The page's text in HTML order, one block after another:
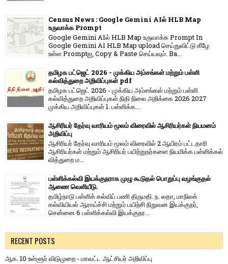
Census News : Google Gemini AIல் HLB Map
உருவாக்க Prompt
Google Gemini AIல் HLB Map உருவாக்க Prompt In
Google Gemini AI HLB Map upload செய்துவிட்டு கீழே
உள்ள Promptஐ, Copy & Paste செய்யவும். Ba...
தமிழக பட்ஜெட் 2026 - முக்கிய அம்சங்கள் மற்றும் பள்ளி
கல்வித்துறை அறிவிப்புகள் pdf
தமிழக பட்ஜெட் 2026 - முக்கிய அம்சங்கள் மற்றும் பள்ளி
கல்வித்துறை அறிவிப்புகள் நிதி நிலை அறிக்கை 2026 2027
முக்கிய அறிவிப்புகள் 1. பள்ளிக்க...
ஆசிரியர் தேர்வு வாரியம் மூலம் விரைவில் ஆசிரியர்கள் நியமனம்
அறிவிப்பு
ஆசிரியர் தேர்வு வாரி​யம் மூலம் விரை​வில் 2 ஆயிரம் பட்​ட​தாரி
ஆசிரியர்​கள் மற்​றும் ஆசிரியர் பயிற்றுநர்​களை நியமிக்க பள்​ளிக்​கல்​
வித்​துறை ம...
பள்ளிக்கல்வி இயக்குநராக முழு கூடுதல் பொறுப்பு வழங்குதல்
ஆணை வெளியீடு.
தமிழ்நாடு பள்ளிக் கல்விப் பணி திருமதி. ந. லதா, மாநிலக்
கல்வியியல் ஆராய்ச்சி மற்றும் பயிற்சி நிறுவன இயக்குநர்,
சென்னை 6 பள்ளிக்கல்வி இயக்குநர...
RECENT POSTS
ஆக. 10 உள்ளூர் விடுமுறை - மாவட்ட ஆட்சியர் அறிவிப்பு